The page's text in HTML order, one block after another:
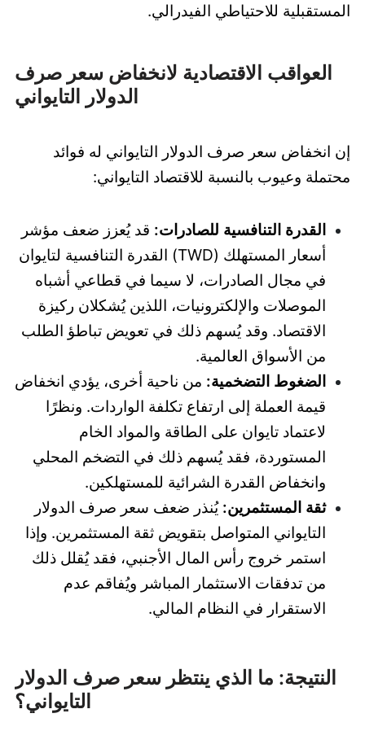
المستقبلية للاحتياطي الفيدرالي.
العواقب الاقتصادية لانخفاض سعر صرف
الدولار التايواني
إن انخفاض سعر صرف الدولار التايواني له فوائد
محتملة وعيوب بالنسبة للاقتصاد التايواني:
القدرة التنافسية للصادرات: قد يُعزز ضعف مؤشر
أسعار المستهلك (TWD) القدرة التنافسية لتايوان
في مجال الصادرات، لا سيما في قطاعي أشباه
الموصلات والإلكترونيات، اللذين يُشكلان ركيزة
الاقتصاد. وقد يُسهم ذلك في تعويض تباطؤ الطلب
من الأسواق العالمية.
الضغوط التضخمية: من ناحية أخرى، يؤدي انخفاض
قيمة العملة إلى ارتفاع تكلفة الواردات. ونظرًا
لاعتماد تايوان على الطاقة والمواد الخام
المستوردة، فقد يُسهم ذلك في التضخم المحلي
وانخفاض القدرة الشرائية للمستهلكين.
ثقة المستثمرين: يُنذر ضعف سعر صرف الدولار
التايواني المتواصل بتقويض ثقة المستثمرين. وإذا
استمر خروج رأس المال الأجنبي، فقد يُقلل ذلك
من تدفقات الاستثمار المباشر ويُفاقم عدم
الاستقرار في النظام المالي.
النتيجة: ما الذي ينتظر سعر صرف الدولار
التايواني؟